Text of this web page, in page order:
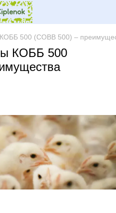
500 (COBB 500) –
КОББ 500